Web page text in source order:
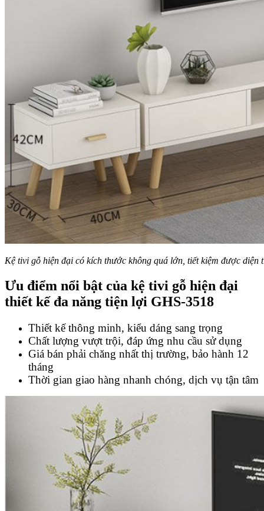
Kệ tivi gỗ hiện đại có kích thước không quá lớn, tiết kiệm được diện
Ưu điểm nổi bật của kệ tivi gỗ hiện đại
thiết kế đa năng tiện lợi GHS-3518
Thiết kế thông minh, kiểu dáng sang trọng
Chất lượng vượt trội, đáp ứng nhu cầu sử dụng
Giá bán phải chăng nhất thị trường, bảo hành 12
tháng
Thời gian giao hàng nhanh chóng, dịch vụ tận tâm